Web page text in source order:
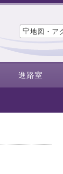
地図・ア
進路室